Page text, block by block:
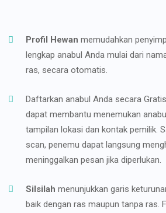
Profil Hewan memudahkan
lengkap anabul Anda mulai dari
ras, secara otomatis.
Daftarkan anabul Anda secara
dapat membantu menemukan
tampilan lokasi dan kontak pemilik.
scan, penemu dapat langsung
meninggalkan pesan jika diperlukan.
Silsilah menunjukkan garis
baik dengan ras maupun tanpa ras.